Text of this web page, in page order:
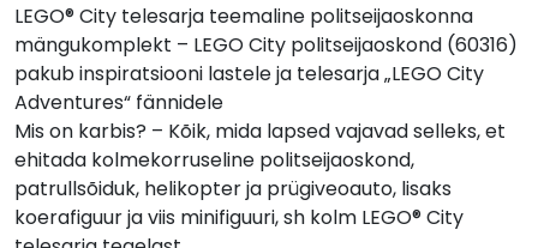
LEGO® City telesarja teemaline politseijaoskonna
mängukomplekt – LEGO City politseijaoskond (60316)
pakub inspiratsiooni lastele ja telesarja „LEGO City
Adventures“ fännidele
Mis on karbis? – Kõik, mida lapsed vajavad selleks, et
ehitada kolmekorruseline politseijaoskond,
patrullsõiduk, helikopter ja prügiveoauto, lisaks
koerafiguur ja viis minifiguuri, sh kolm LEGO® City